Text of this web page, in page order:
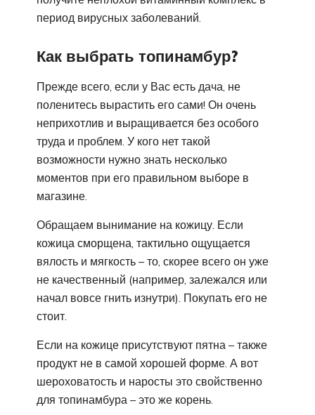
период вирусных заболеваний.
Как выбрать топинамбур?
Прежде всего, если у Вас есть дача, не
поленитесь вырастить его сами! Он очень
неприхотлив и выращивается без особого
труда и проблем. У кого нет такой
возможности нужно знать несколько
моментов при его правильном выборе в
магазине.
Обращаем вынимание на кожицу. Если
кожица сморщена, тактильно ощущается
вялость и мягкость – то, скорее всего он уже
не качественный (например, залежался или
начал вовсе гнить изнутри). Покупать его не
стоит.
Если на кожице присутствуют пятна – также
продукт не в самой хорошей форме. А вот
шероховатость и наросты это свойственно
для топинамбура – это же корень.